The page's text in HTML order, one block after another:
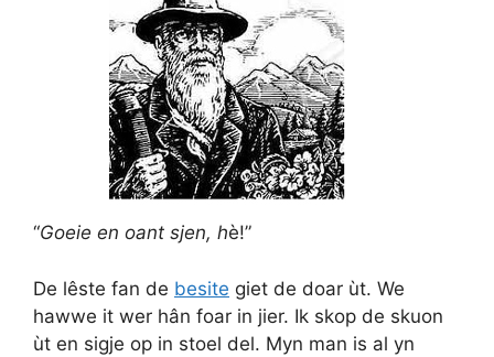
“Goeie en oant sjen, hè!”
De lêste fan de besite giet de doar ùt. We
hawwe it wer hân foar in jier. Ik skop de skuon
ùt en sigje op in stoel del. Myn man is al yn